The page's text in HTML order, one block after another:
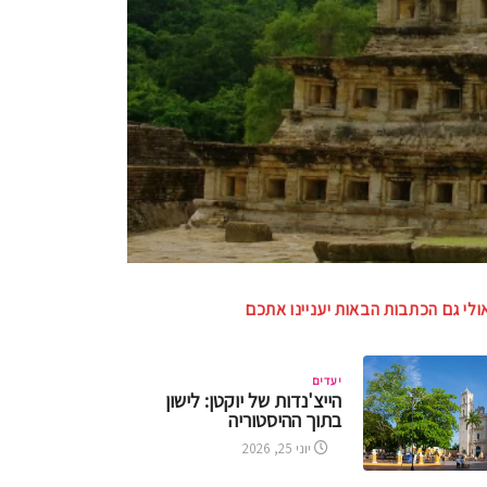
גם הכתבות הבאות יעניינו אתכם
יעדים
הייצ'נדות של יוקטן: לישון
בתוך ההיסטוריה
יוני 25, 2026